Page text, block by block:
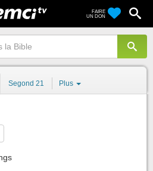
FAIRE
UN DON
Segond 21 Plus